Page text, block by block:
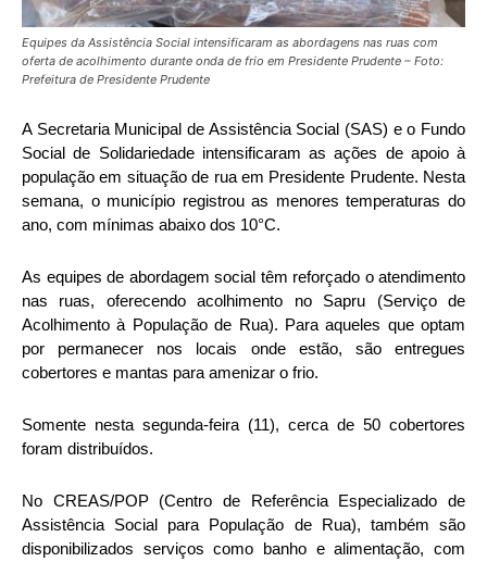
Equipes da Assistência Social intensificaram as abordagens nas ruas com
oferta de acolhimento durante onda de frio em Presidente Prudente – Foto:
Prefeitura de Presidente Prudente
A Secretaria Municipal de Assistência Social (SAS) e o Fundo
Social de Solidariedade intensificaram as ações de apoio à
população em situação de rua em Presidente Prudente. Nesta
semana, o município registrou as menores temperaturas do
ano, com mínimas abaixo dos 10°C.
As equipes de abordagem social têm reforçado o atendimento
nas ruas, oferecendo acolhimento no Sapru (Serviço de
Acolhimento à População de Rua). Para aqueles que optam
por permanecer nos locais onde estão, são entregues
cobertores e mantas para amenizar o frio.
Somente nesta segunda-feira (11), cerca de 50 cobertores
foram distribuídos.
No CREAS/POP (Centro de Referência Especializado de
Assistência Social para População de Rua), também são
disponibilizados serviços como banho e alimentação, com